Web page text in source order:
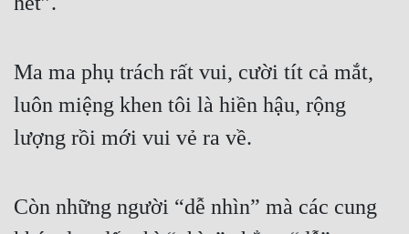
Cẩu Đạo Trường Sinh
Xây Dựng Thế Lực
Ma ma phụ trách rất vui, cười tít cả mắt,
luôn miệng khen tôi là hiền hậu, rộng
lượng rồi mới vui vẻ ra về.
Còn những người “dễ nhìn” mà các cung